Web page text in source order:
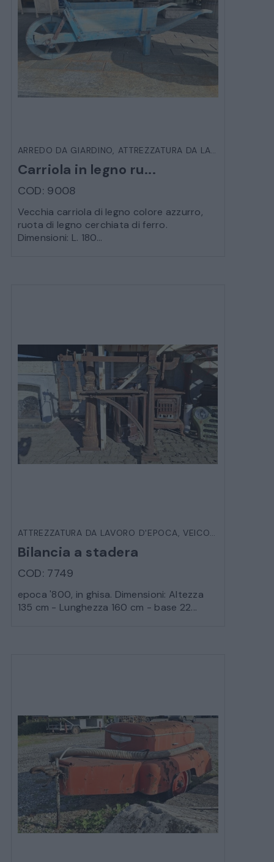
ARREDO DA GIARDINO, ATTREZZATURA DA LAVORO D'EPOCA
Carriola in legno ru...
COD: 9008
Vecchia carriola di legno colore azzurro,
ruota di legno cerchiata di ferro.
Dimensioni: L. 180...
ATTREZZATURA DA LAVORO D'EPOCA, VEICOLI D'EPOCA
Bilancia a stadera
COD: 7749
epoca '800, in ghisa. Dimensioni: Altezza
135 cm - Lunghezza 160 cm - base 22...